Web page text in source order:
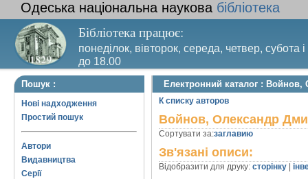
Одеська національна наукова бібліотека
Бібліотека працює:
понеділок, вівторок, середа, четвер, субота
до 18.00
Вихідний день – п’ятниця. Останній четвер
Пошук :
Нові надходження
Простий пошук
Автори
Видавництва
Серії
Електронний каталог :
К списку авторов
Войнов, Олександр
Сортувати за:заглавию
Зв'язані описи:
Відобразити для друку: сторінку